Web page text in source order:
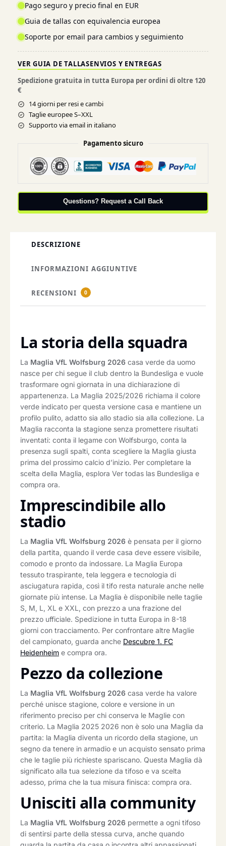
Pago seguro y precio final en EUR
Guia de tallas con equivalencia europea
Soporte por email para cambios y seguimiento
VER GUIA DE TALLASENVIOS Y ENTREGAS
Spedizione gratuita in tutta Europa per ordini di oltre 120
€
14 giorni per resi e cambi
Taglie europee S–XXL
Supporto via email in italiano
Pagamento sicuro
Questions? Request a Call Back
DESCRIZIONE
INFORMAZIONI AGGIUNTIVE
RECENSIONI 0
La storia della squadra
La Maglia VfL Wolfsburg 2026 casa verde da uomo
nasce per chi segue il club dentro la Bundesliga e vuole
trasformare ogni giornata in una dichiarazione di
appartenenza. La Maglia 2025/2026 richiama il colore
verde indicato per questa versione casa e mantiene un
profilo pulito, adatto sia allo stadio sia alla collezione. La
Maglia racconta la stagione senza promettere risultati
inventati: conta il legame con Wolfsburgo, conta la
presenza sugli spalti, conta scegliere la Maglia giusta
prima del prossimo calcio d’inizio. Per completare la
scelta della Maglia, esplora Ver todas las Bundesliga e
compra ora.
Imprescindibile allo
stadio
La Maglia VfL Wolfsburg 2026 è pensata per il giorno
della partita, quando il verde casa deve essere visibile,
comodo e pronto da indossare. La Maglia Europa
tessuto traspirante, tela leggera e tecnologia di
asciugatura rapida, così il tifo resta naturale anche nelle
giornate più intense. La Maglia è disponibile nelle taglie
S, M, L, XL e XXL, con prezzo a una frazione del
prezzo ufficiale. Spedizione in tutta Europa in 8-18
giorni con tracciamento. Per confrontare altre Maglie
del campionato, guarda anche Descubre 1. FC
Heidenheim e compra ora.
Pezzo da collezione
La Maglia VfL Wolfsburg 2026 casa verde ha valore
perché unisce stagione, colore e versione in un
riferimento preciso per chi conserva le Maglie con
criterio. La Maglia 2025 2026 non è solo una Maglia da
partita: la Maglia diventa un ricordo della stagione, un
segno da tenere in armadio e un acquisto sensato prima
che le taglie più richieste spariscano. Questa Maglia dà
significato alla tua selezione da tifoso e va scelta
adesso, prima che la tua misura finisca: compra ora.
Unisciti alla community
La Maglia VfL Wolfsburg 2026 permette a ogni tifoso
di sentirsi parte della stessa curva, anche quando